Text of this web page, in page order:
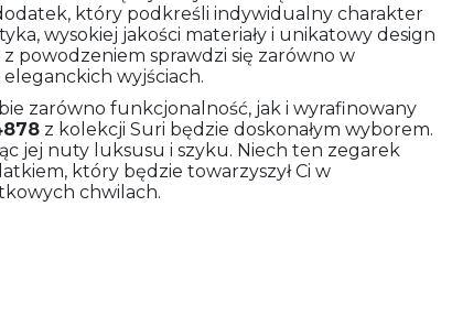
który podkreśli indywidualny charakter
wysokiej jakości materiały i unikatowy design
powodzeniem sprawdzi się zarówno w
wyjściach.
zarówno funkcjonalność, jak i wyrafinowany
z kolekcji Suri będzie doskonałym wyborem.
jej nuty luksusu i szyku. Niech ten zegarek
który będzie towarzyszył Ci w
chwilach.